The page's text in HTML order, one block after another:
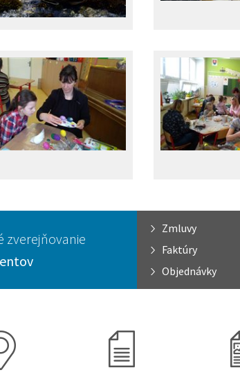
zverejňovanie
Zmluvy
Faktúry
Objednávky